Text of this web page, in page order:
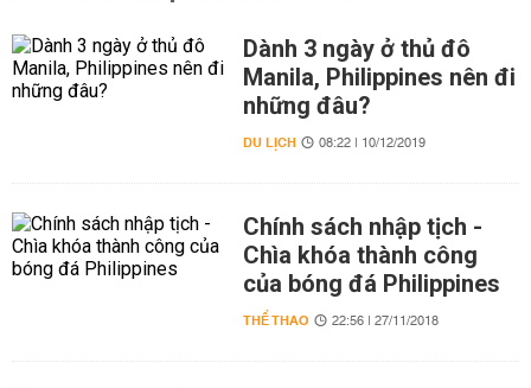
Dành 3 ngày ở thủ đô
Manila, Philippines nên đi
những đâu?
DU LỊCH 08:22 | 10/12/2019
Chính sách nhập tịch -
Chìa khóa thành công
của bóng đá Philippines
THỂ THAO 22:56 | 27/11/2018